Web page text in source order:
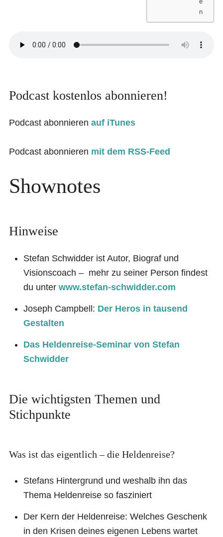
n
Podcast kostenlos abonnieren!
Podcast abonnieren auf iTunes
Podcast abonnieren mit dem RSS-Feed
Shownotes
Hinweise
Stefan Schwidder ist Autor, Biograf und
Visionscoach – mehr zu seiner Person findest
du unterwww.stefan-schwidder.com
Joseph Campbell: Der Heros in tausend
Gestalten
Das Heldenreise-Seminar von Stefan
Schwidder
Die wichtigsten Themen und
Stichpunkte
Was ist das eigentlich – die Heldenreise?
Stefans Hintergrund und weshalb ihn das
Thema Heldenreise so fasziniert
Der Kern der Heldenreise: Welches Geschenk
in den Krisen deines eigenen Lebens wartet